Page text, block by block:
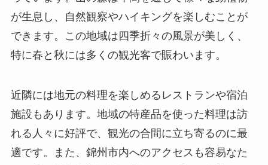
が生息し、自然観察やハイキングを楽しむことが
できます。この地域は四季折々の風景が美しく、
特に春と秋には多くの観光客で賑わいます。
近隣には地元の料理を楽しめるレストランや宿泊
施設もあります。地域の特産品を使った料理は訪
れる人々に好評で、観光の合間に立ち寄るのに最
適です。また、錦州市内へのアクセスも容易なた